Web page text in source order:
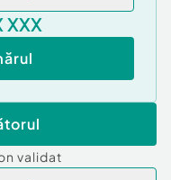
XXX
validat